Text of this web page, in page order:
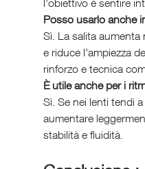
l’obiettivo è sentire
Posso usarlo anche
Sì. La salita
e riduce l’ampiezza
rinforzo e tecnica
È utile anche per i
Sì. Se nei lenti tendi
aumentare
stabilità e fluidità.